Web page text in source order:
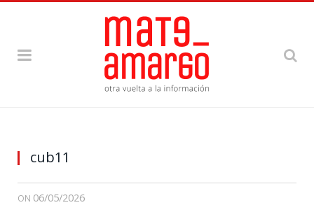
cub11
ON 06/05/2026